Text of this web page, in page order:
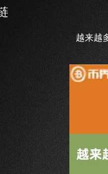
越来越